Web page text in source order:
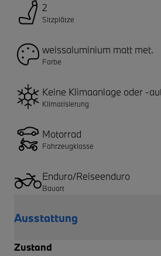
2
Sitzplätze
weissaluminium matt met.
Farbe
Keine Klimaanlage oder -
Klimatisierung
Motorrad
Fahrzeugklasse
Enduro/Reiseenduro
Bauart
Ausstattung
Zustand